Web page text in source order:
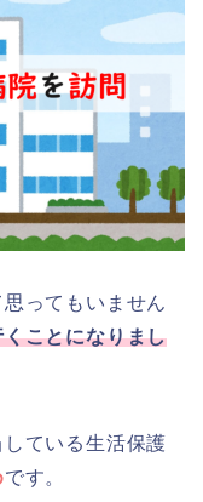
ってもいません
ことになりまし
ている生活保護
です。